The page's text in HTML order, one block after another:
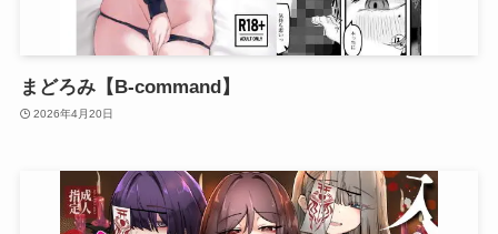
まどろみ【B-command】
2026年4月20日